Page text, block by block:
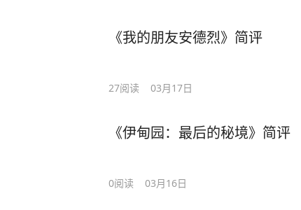
《我的朋友安德烈》简评
27阅读 03月17日
《伊甸园：最后的秘境》简评
0阅读 03月16日